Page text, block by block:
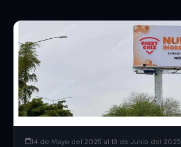
14 de Mayo del 2025 al 13 de Junio del 2025